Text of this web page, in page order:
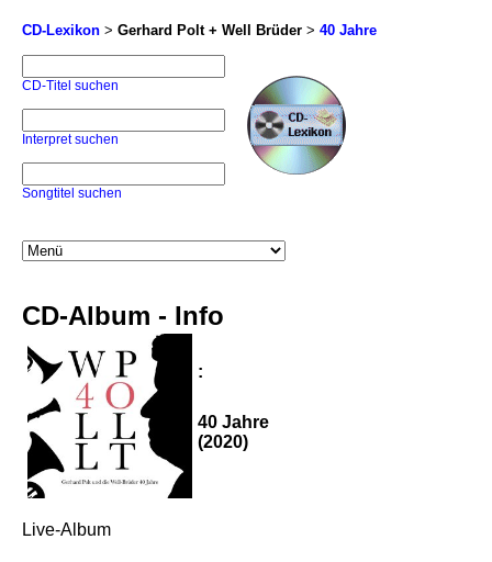
CD-Lexikon > Gerhard Polt + Well Brüder > 40 Jahre
CD-Titel suchen
Interpret suchen
Songtitel suchen
CD-Album - Info
:
40 Jahre
(2020)
Live-Album